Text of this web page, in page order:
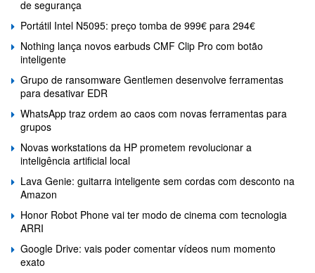
de segurança
Portátil Intel N5095: preço tomba de 999€ para 294€
Nothing lança novos earbuds CMF Clip Pro com botão
inteligente
Grupo de ransomware Gentlemen desenvolve ferramentas
para desativar EDR
WhatsApp traz ordem ao caos com novas ferramentas para
grupos
Novas workstations da HP prometem revolucionar a
inteligência artificial local
Lava Genie: guitarra inteligente sem cordas com desconto na
Amazon
Honor Robot Phone vai ter modo de cinema com tecnologia
ARRI
Google Drive: vais poder comentar vídeos num momento
exato